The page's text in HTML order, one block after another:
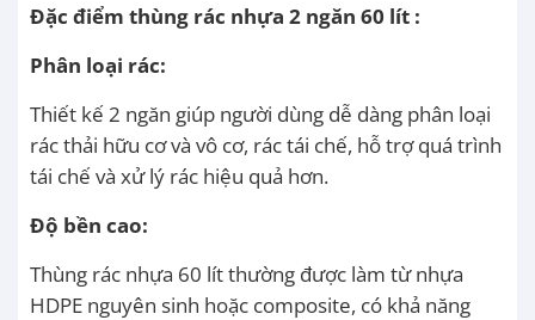
Đặc điểm thùng rác nhựa 2 ngăn 60 lít :
Phân loại rác:
Thiết kế 2 ngăn giúp người dùng dễ dàng phân loại
rác thải hữu cơ và vô cơ, rác tái chế, hỗ trợ quá trình
tái chế và xử lý rác hiệu quả hơn.
Độ bền cao:
Thùng rác nhựa 60 lít thường được làm từ nhựa
HDPE nguyên sinh hoặc composite, có khả năng